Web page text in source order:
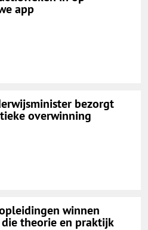
app
bezorgt
overwinning
winnen
theorie en praktijk